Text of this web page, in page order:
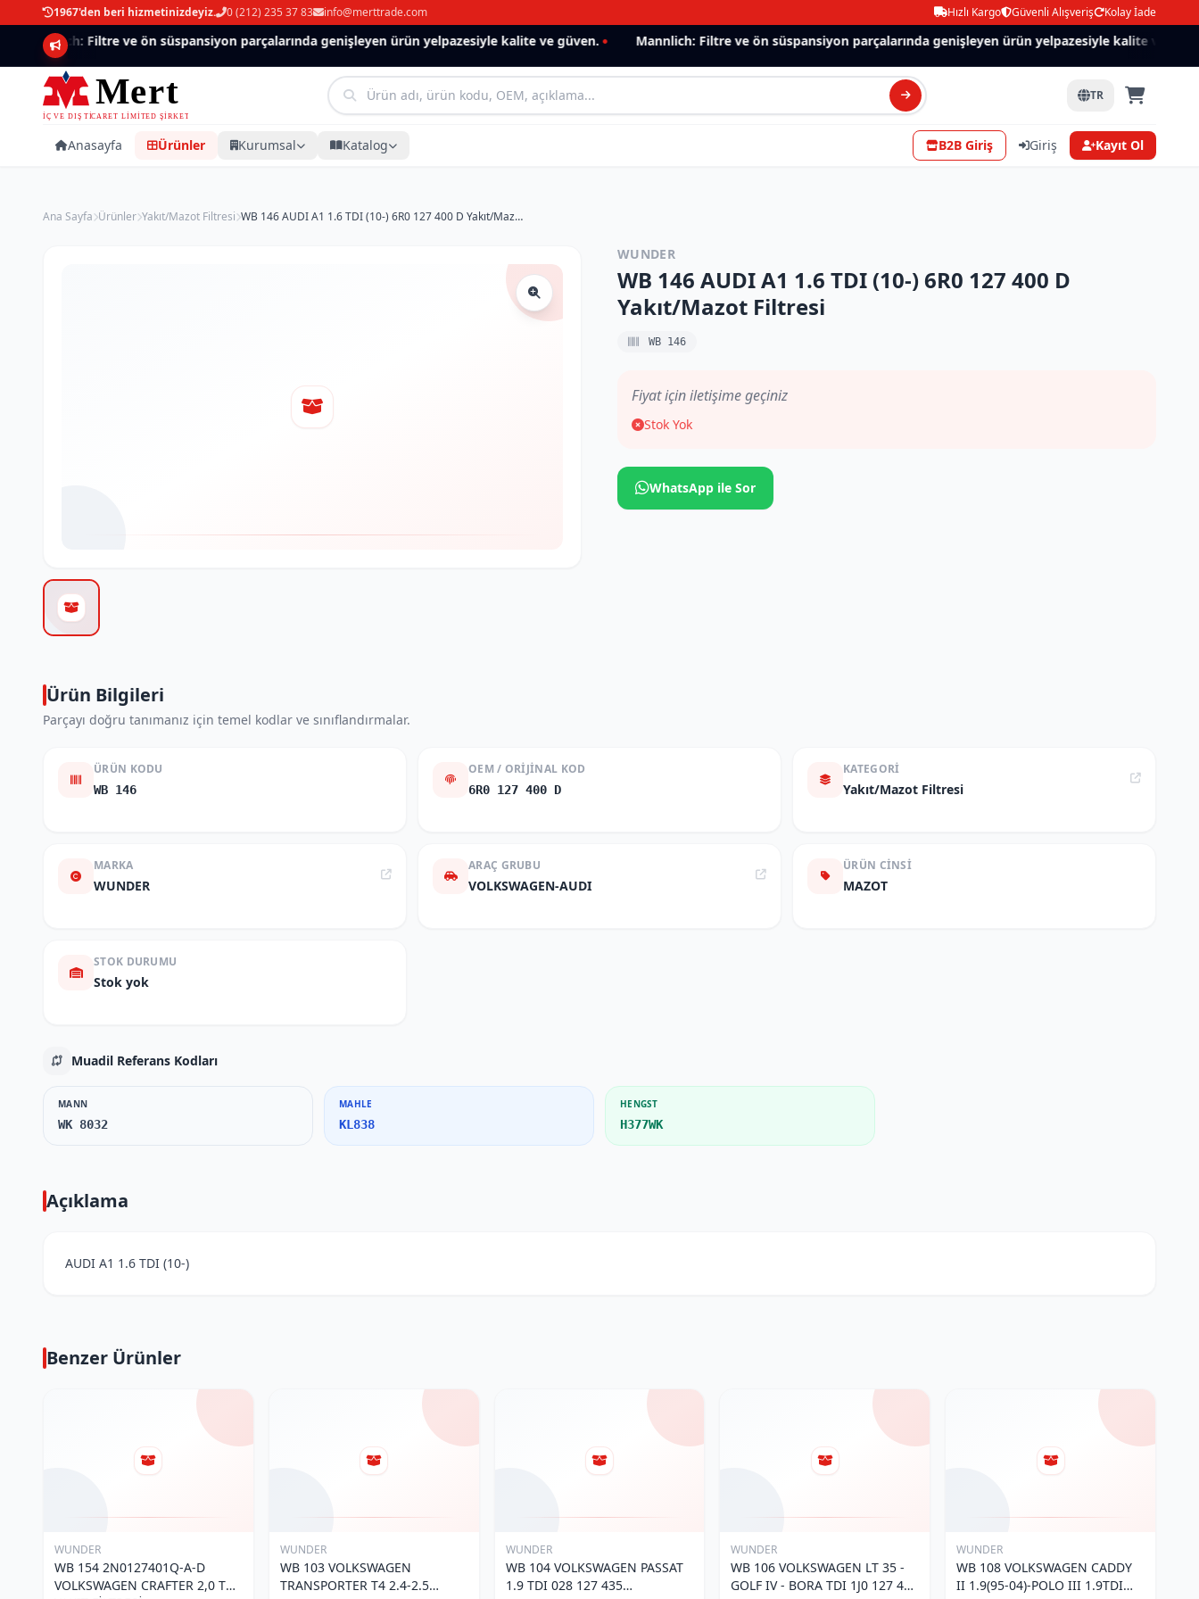
1967'den beri hizmetinizdeyiz. 0 (212) 235 37 83 info@merttrade.com Hızlı Kargo Güvenli Alışveriş Kolay İade
Mannlich: Filtre ve ön süspansiyon parçalarında genişleyen ürün yelpazesiyle kalite ve güven. Mannlich: Filtre ve ön süspansiyon parçalarında genişleyen ürün yelpazesiyle kalite ve güven.
TR
Anasayfa Ürünler Kurumsal Katalog B2B Giriş Giriş Kayıt Ol
Ana Sayfa Ürünler Yakıt/Mazot Filtresi WB 146 AUDI A1 1.6 TDI (10-) 6R0 127 400 D Yakıt/Mazot Filtresi
WUNDER
WB 146 AUDI A1 1.6 TDI (10-) 6R0 127 400 D
Yakıt/Mazot Filtresi
WB 146
Fiyat için iletişime geçiniz
Stok Yok
WhatsApp ile Sor
Ürün Bilgileri
Parçayı doğru tanımanız için temel kodlar ve sınıflandırmalar.
ÜRÜN KODU
WB 146
OEM / ORIJINAL KOD
6R0 127 400 D
KATEGORI
Yakıt/Mazot Filtresi
MARKA
WUNDER
ARAÇ GRUBU
VOLKSWAGEN-AUDI
ÜRÜN CINSI
MAZOT
STOK DURUMU
Stok yok
Muadil Referans Kodları
MANN
WK 8032
MAHLE
KL838
HENGST
H377WK
Açıklama
AUDI A1 1.6 TDI (10-)
Benzer Ürünler
WUNDER
WB 154 2N0127401Q-A-D
VOLKSWAGEN CRAFTER 2,0 TDI
WUNDER
WB 103 VOLKSWAGEN
TRANSPORTER T4 2.4-2.5
WUNDER
WB 104 VOLKSWAGEN PASSAT
1.9 TDI 028 127 435
WUNDER
WB 106 VOLKSWAGEN LT 35 -
GOLF IV - BORA TDI 1J0 127 401
WUNDER
WB 108 VOLKSWAGEN CADDY
II 1.9(95-04)-POLO III 1.9TDI